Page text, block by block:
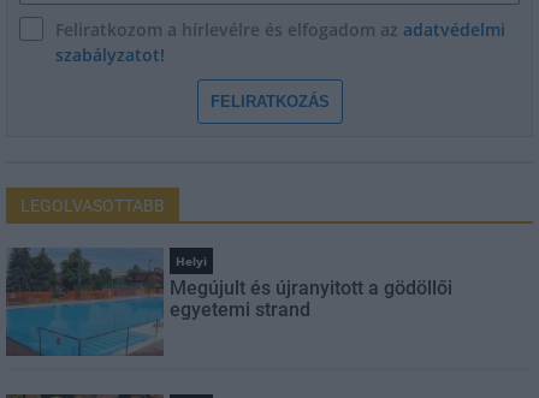
Feliratkozom a hírlevélre és elfogadom az adatvédelmi
szabályzatot!
FELIRATKOZÁS
LEGOLVASOTTABB
Helyi
Megújult és újranyitott a gödöllői
egyetemi strand